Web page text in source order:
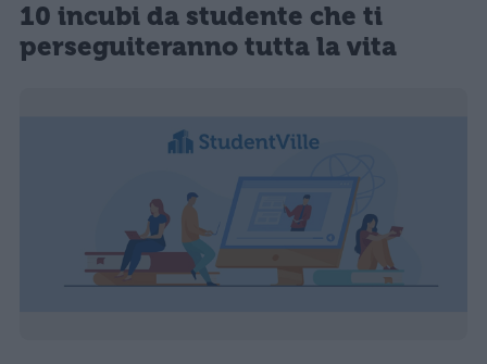
10 incubi da studente che ti
perseguiteranno tutta la vita